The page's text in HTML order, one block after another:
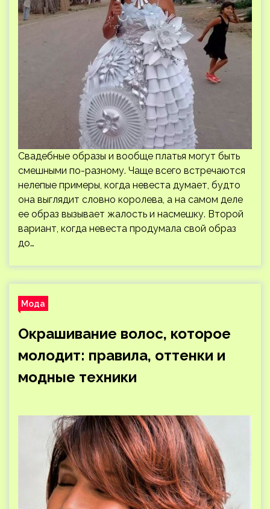
Свадебные образы и вообще платья могут быть
смешными по-разному. Чаще всего встречаются
нелепые примеры, когда невеста думает, будто
она выглядит словно королева, а на самом деле
ее образ вызывает жалость и насмешку. Второй
вариант, когда невеста продумала свой образ
до…
Мода
Окрашивание волос, которое
молодит: правила, оттенки и
модные техники